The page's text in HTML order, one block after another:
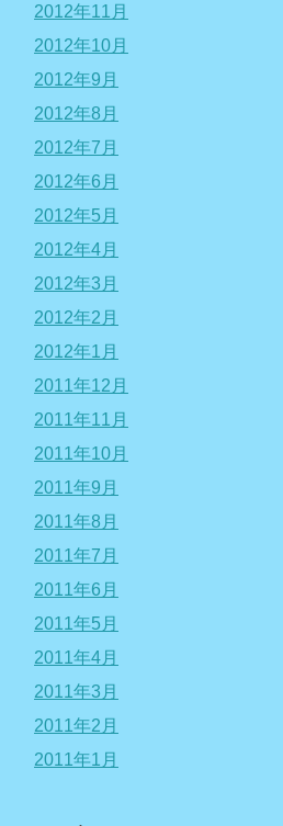
2012年11月
2012年10月
2012年9月
2012年8月
2012年7月
2012年6月
2012年5月
2012年4月
2012年3月
2012年2月
2012年1月
2011年12月
2011年11月
2011年10月
2011年9月
2011年8月
2011年7月
2011年6月
2011年5月
2011年4月
2011年3月
2011年2月
2011年1月